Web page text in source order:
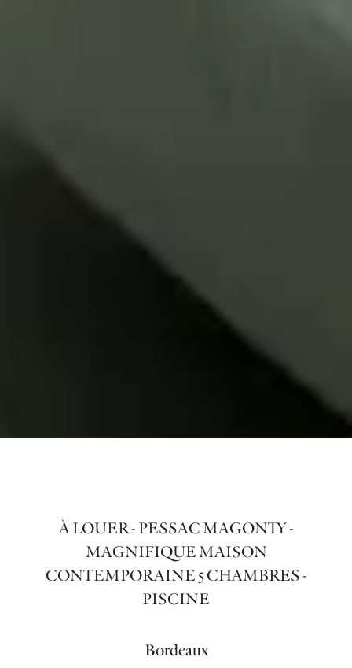
À LOUER - PESSAC MAGONTY -
MAGNIFIQUE MAISON
CONTEMPORAINE 5 CHAMBRES -
PISCINE
Bordeaux